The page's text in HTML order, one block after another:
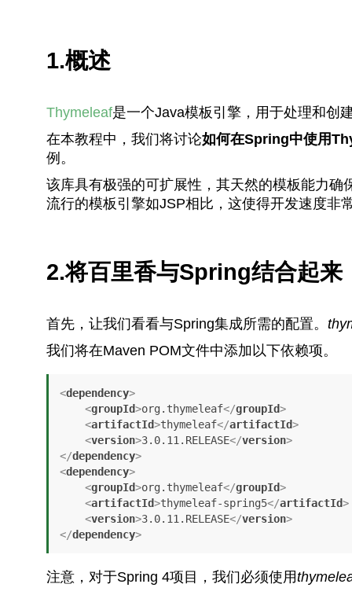
1.概述
Thymeleaf是一个Java模板引擎，用于处理和创
在本教程中，我们将讨论如何在Spring中使用
例。
该库具有极强的可扩展性，其天然的模板能力
流行的模板引擎如JSP相比，这使得开发速度非
2.将百里香与Spring结合起来
首先，让我们看看与Spring集成所需的配置。
我们将在Maven POM文件中添加以下依赖项。
<dependency>
<groupId>org.thymeleaf</groupId>
<artifactId>thymeleaf</artifactId>
<version>3.0.11.RELEASE</version>
</dependency>
<dependency>
<groupId>org.thymeleaf</groupId>
<artifactId>thymeleaf-spring5</artifactId>
<version>3.0.11.RELEASE</version>
</dependency>
注意，对于Spring 4项目，我们必须使用